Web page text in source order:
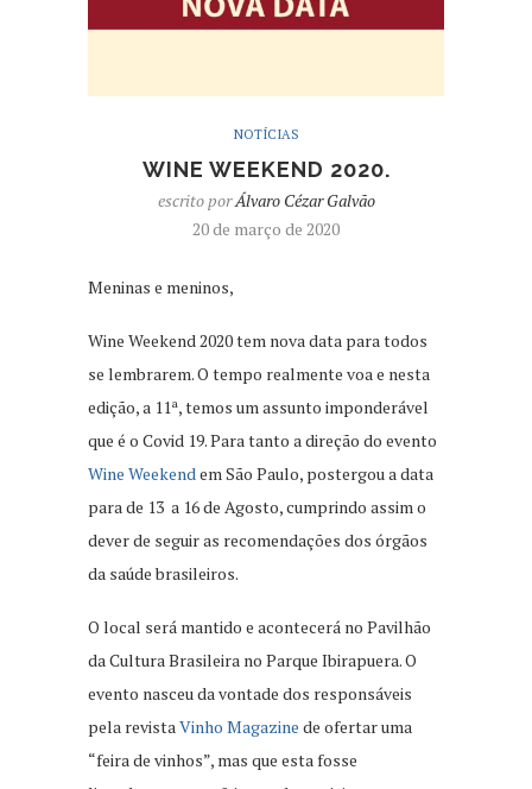
NOTÍCIAS
WINE WEEKEND 2020.
escrito porÁlvaro Cézar Galvão
20 de março de 2020
Meninas e meninos,
Wine Weekend 2020 tem nova data para todos
se lembrarem. O tempo realmente voa e nesta
edição, a 11ª, temos um assunto imponderável
que é o Covid 19. Para tanto a direção do evento
Wine Weekendem São Paulo, postergou a data
para de 13 a 16 de Agosto, cumprindo assim o
dever de seguir as recomendações dos órgãos
da saúde brasileiros.
O local será mantido e acontecerá no Pavilhão
da Cultura Brasileira no Parque Ibirapuera. O
evento nasceu da vontade dos responsáveis
pela revistaVinho Magazine de ofertar uma
“feira de vinhos”, mas que esta fosse